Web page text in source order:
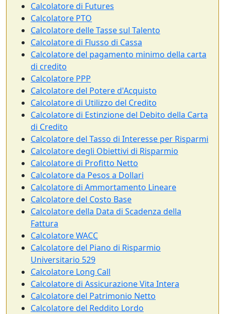
Calcolatore di Futures
Calcolatore PTO
Calcolatore delle Tasse sul Talento
Calcolatore di Flusso di Cassa
Calcolatore del pagamento minimo della carta
di credito
Calcolatore PPP
Calcolatore del Potere d'Acquisto
Calcolatore di Utilizzo del Credito
Calcolatore di Estinzione del Debito della Carta
di Credito
Calcolatore del Tasso di Interesse per Risparmi
Calcolatore degli Obiettivi di Risparmio
Calcolatore di Profitto Netto
Calcolatore da Pesos a Dollari
Calcolatore di Ammortamento Lineare
Calcolatore del Costo Base
Calcolatore della Data di Scadenza della
Fattura
Calcolatore WACC
Calcolatore del Piano di Risparmio
Universitario 529
Calcolatore Long Call
Calcolatore di Assicurazione Vita Intera
Calcolatore del Patrimonio Netto
Calcolatore del Reddito Lordo